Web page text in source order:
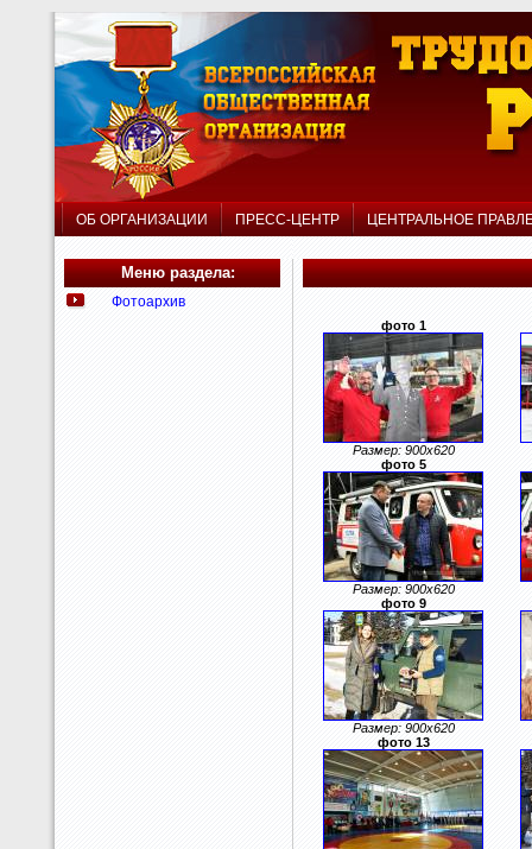
ОБ ОРГАНИЗАЦИИ ПРЕСС-ЦЕНТР ЦЕНТРАЛЬНОЕ
Меню раздела:
Фотоархив
фото 1
Размер: 900x620
фото 5
Размер: 900x620
фото 9
Размер: 900x620
фото 13